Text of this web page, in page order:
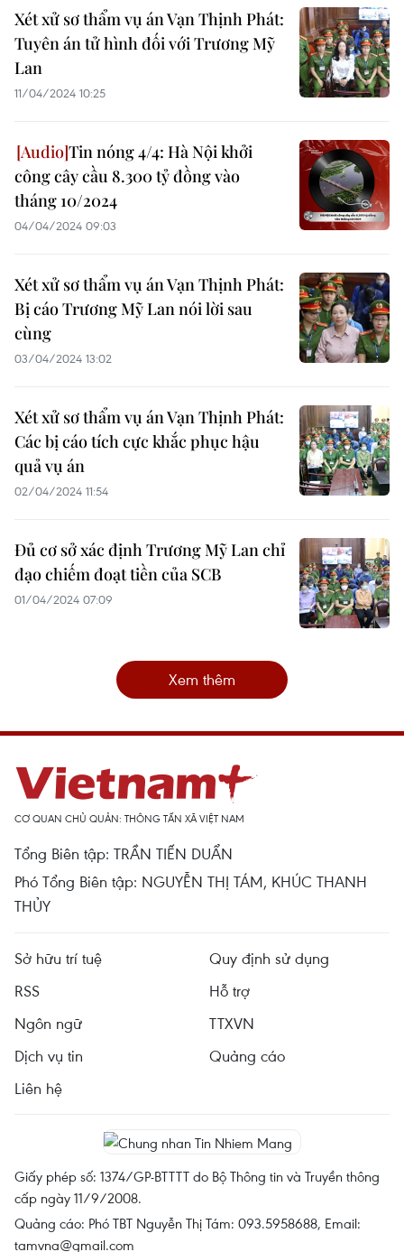
Xét xử sơ thẩm vụ án Vạn Thịnh Phát:
Tuyên án tử hình đối với Trương Mỹ
Lan
11/04/2024 10:25
Tin nóng 4/4: Hà Nội khởi
công cây cầu 8.300 tỷ đồng vào
tháng 10/2024
04/04/2024 09:03
Xét xử sơ thẩm vụ án Vạn Thịnh Phát:
Bị cáo Trương Mỹ Lan nói lời sau
cùng
03/04/2024 13:02
Xét xử sơ thẩm vụ án Vạn Thịnh Phát:
Các bị cáo tích cực khắc phục hậu
quả vụ án
02/04/2024 11:54
Đủ cơ sở xác định Trương Mỹ Lan chỉ
đạo chiếm đoạt tiền của SCB
01/04/2024 07:09
Xem thêm
CƠ QUAN CHỦ QUẢN: THÔNG TẤN XÃ VIỆT NAM
Tổng Biên tập: TRẦN TIẾN DUẨN
Phó Tổng Biên tập: NGUYỄN THỊ TÁM, KHÚC THANH
THỦY
Sở hữu trí tuệ
Quy định sử dụng
RSS
Hỗ trợ
Ngôn ngữ
TTXVN
Dịch vụ tin
Quảng cáo
Liên hệ
Giấy phép số: 1374/GP-BTTTT do Bộ Thông tin và Truyền thông
cấp ngày 11/9/2008.
Quảng cáo: Phó TBT Nguyễn Thị Tám: 093.5958688, Email:
tamvna@gmail.com